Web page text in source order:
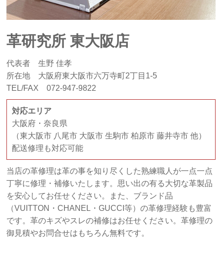
革研究所 東大阪店
代表者 生野 佳孝
所在地 大阪府東大阪市六万寺町2丁目1-5
TEL/FAX 072-947-9822
対応エリア
大阪府・奈良県
（東大阪市 八尾市 大阪市 生駒市 柏原市 藤井寺市 他）
配送修理も対応可能
当店の革修理は革の事を知り尽くした熟練職人が一点一点
丁寧に修理・補修いたします。思い出の有る大切な革製品
を安心してお任せください。また、ブランド品
（VUITTON・CHANEL・GUCCI等）の革修理経験も豊富
です。革のキズやスレの補修はお任せください。革修理の
御見積やお問合せはもちろん無料です。